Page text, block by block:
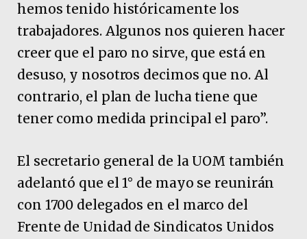
hemos tenido históricamente los
trabajadores. Algunos nos quieren hacer
creer que el paro no sirve, que está en
desuso, y nosotros decimos que no. Al
contrario, el plan de lucha tiene que
tener como medida principal el paro”.
El secretario general de la UOM también
adelantó que el 1° de mayo se reunirán
con 1700 delegados en el marco del
Frente de Unidad de Sindicatos Unidos